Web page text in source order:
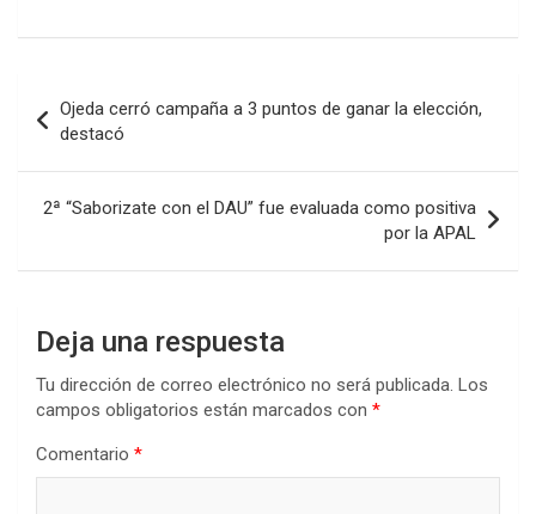
ce
o
o
k
tt at
A
p
p
ke
n
m
ar
tir
de
entradas
Ojeda cerró campaña a 3 puntos de ganar la elección,
destacó
2ª “Saborizate con el DAU” fue evaluada como positiva
por la APAL
Deja una respuesta
Tu dirección de correo electrónico no será publicada. Los
campos obligatorios están marcados con *
Comentario *